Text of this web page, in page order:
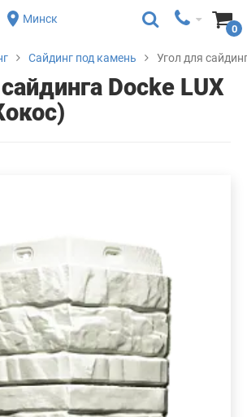
Минск
0
Сайдинг под камень Угол для
Docke LUX